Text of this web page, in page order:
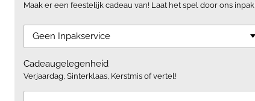
Maak er een feestelijk cadeau van! Laat het spel door ons
Cadeaugelegenheid
Verjaardag, Sinterklaas, Kerstmis of vertel!